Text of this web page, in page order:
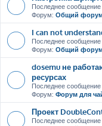
Последнее сообщение
Форум: Общий
I can not
Последнее сообщение
Форум: Общий
dosemu не
ресурсах
Последнее сообщение
Форум: Форум для
Проект
Последнее сообщение